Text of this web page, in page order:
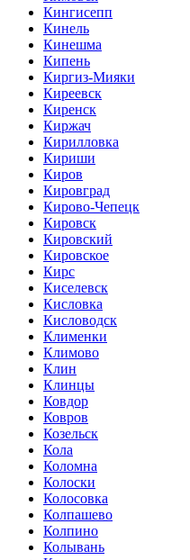
Кингисепп
Кинель
Кинешма
Кипень
Киргиз-Мияки
Киреевск
Киренск
Киржач
Кирилловка
Кириши
Киров
Кировград
Кирово-Чепецк
Кировск
Кировский
Кировское
Кирс
Киселевск
Кисловка
Кисловодск
Клименки
Климово
Клин
Клинцы
Ковдор
Ковров
Козельск
Кола
Коломна
Колоски
Колосовка
Колпашево
Колпино
Колывань